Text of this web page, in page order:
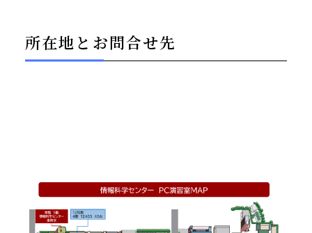
所在地とお問合せ先